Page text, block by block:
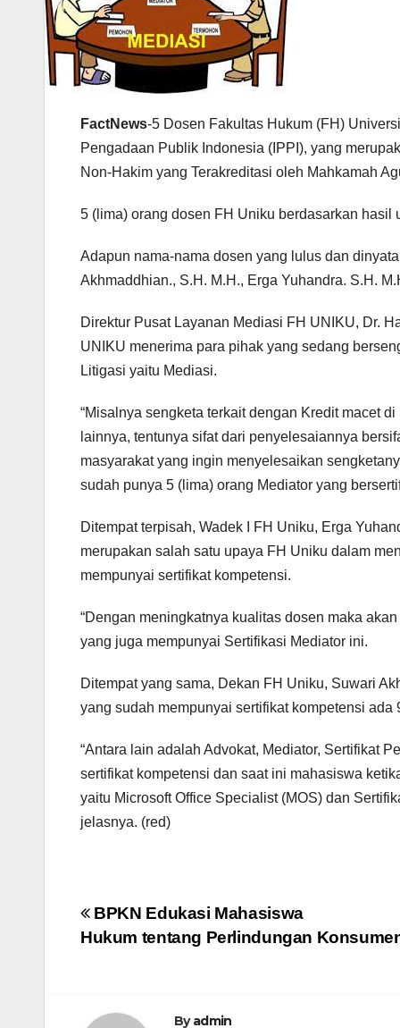
FactNews-5 Dosen Fakultas Hukum (FH)
Pengadaan Publik Indonesia (IPPI), yang
Non-Hakim yang Terakreditasi oleh Mahkamah
5 (lima) orang dosen FH Uniku berdasarkan
Adapun nama-nama dosen yang lulus dan
Akhmaddhian., S.H. M.H., Erga Yuhandra. S.H.
Direktur Pusat Layanan Mediasi FH UNIKU, Dr.
UNIKU menerima para pihak yang sedang
Litigasi yaitu Mediasi.
“Misalnya sengketa terkait dengan Kredit macet
lainnya, tentunya sifat dari penyelesaiannya
masyarakat yang ingin menyelesaikan
sudah punya 5 (lima) orang Mediator yang
Ditempat terpisah, Wadek I FH Uniku, Erga
merupakan salah satu upaya FH Uniku dalam
mempunyai sertifikat kompetensi.
“Dengan meningkatnya kualitas dosen maka
yang juga mempunyai Sertifikasi Mediator ini.
Ditempat yang sama, Dekan FH Uniku, Suwari
yang sudah mempunyai sertifikat kompetensi ada
“Antara lain adalah Advokat, Mediator, Sertifikat
sertifikat kompetensi dan saat ini mahasiswa
yaitu Microsoft Office Specialist (MOS) dan
jelasnya. (red)
Post
navigation
BPKN Edukasi Mahasiswa
Hukum tentang Perlindungan
Byadmin